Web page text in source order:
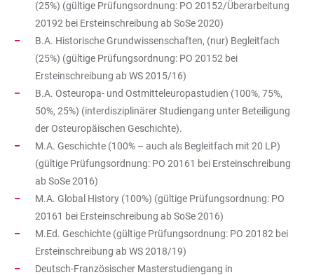
(25%) (gültige Prüfungsordnung: PO 20152/Überarbeitung
20192 bei Ersteinschreibung ab SoSe 2020)
B.A. Historische Grundwissenschaften, (nur) Begleitfach
(25%) (gültige Prüfungsordnung: PO 20152 bei
Ersteinschreibung ab WS 2015/16)
B.A. Osteuropa- und Ostmitteleuropastudien (100%, 75%,
50%, 25%) (interdisziplinärer Studiengang unter Beteiligung
der Osteuropäischen Geschichte).
M.A. Geschichte (100% – auch als Begleitfach mit 20 LP)
(gültige Prüfungsordnung: PO 20161 bei Ersteinschreibung
ab SoSe 2016)
M.A. Global History (100%) (gültige Prüfungsordnung: PO
20161 bei Ersteinschreibung ab SoSe 2016)
M.Ed. Geschichte (gültige Prüfungsordnung: PO 20182 bei
Ersteinschreibung ab WS 2018/19)
Deutsch-Französischer Masterstudiengang in